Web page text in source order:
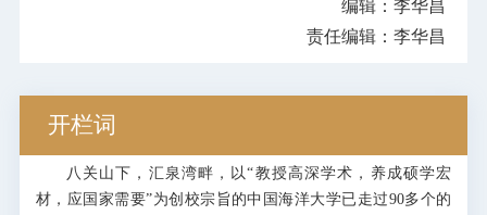
编辑：李华昌
责任编辑：李华昌
开栏词
八关山下，汇泉湾畔，以“教授高深学术，养成硕学宏
材，应国家需要”为创校宗旨的中国海洋大学已走过90多个的